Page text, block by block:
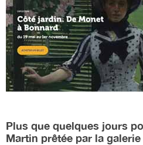
Plus que quelques jours
Martin prêtée par la